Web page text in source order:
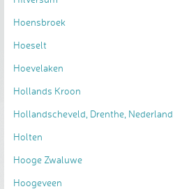
Hoensbroek
Hoeselt
Hoevelaken
Hollands Kroon
Hollandscheveld, Drenthe, Nederland
Holten
Hooge Zwaluwe
Hoogeveen